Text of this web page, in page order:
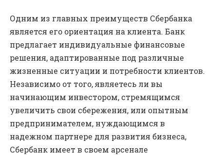
Одним из главных преимуществ Сбербанка
является его ориентация на клиента. Банк
предлагает индивидуальные финансовые
решения, адаптированные под различные
жизненные ситуации и потребности клиентов.
Независимо от того, являетесь ли вы
начинающим инвестором, стремящимся
увеличить свои сбережения, или опытным
предпринимателем, нуждающимся в
надежном партнере для развития бизнеса,
Сбербанк имеет в своем арсенале